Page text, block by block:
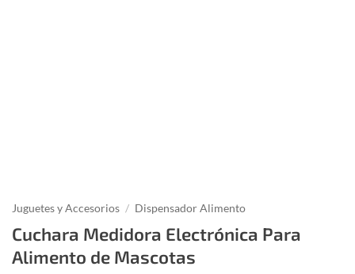
Juguetes y Accesorios / Dispensador Alimento
Cuchara Medidora Electrónica Para
Alimento de Mascotas